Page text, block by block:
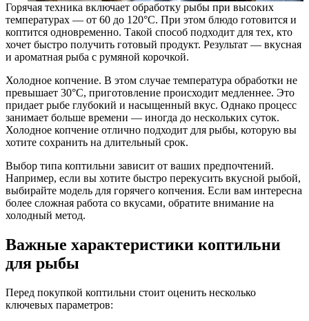
Горячая техника включает обработку рыбы при высоких
температурах — от 60 до 120°C. При этом блюдо готовится и
коптится одновременно. Такой способ подходит для тех, кто
хочет быстро получить готовый продукт. Результат — вкусная
и ароматная рыба с румяной корочкой.
Холодное копчение. В этом случае температура обработки не
превышает 30°C, приготовление происходит медленнее. Это
придает рыбе глубокий и насыщенный вкус. Однако процесс
занимает больше времени — иногда до нескольких суток.
Холодное копчение отлично подходит для рыбы, которую вы
хотите сохранить на длительный срок.
Выбор типа коптильни зависит от ваших предпочтений.
Например, если вы хотите быстро перекусить вкусной рыбой,
выбирайте модель для горячего копчения. Если вам интересна
более сложная работа со вкусами, обратите внимание на
холодный метод.
Важные характеристики коптильни
для рыбы
Перед покупкой коптильни стоит оценить несколько
ключевых параметров: